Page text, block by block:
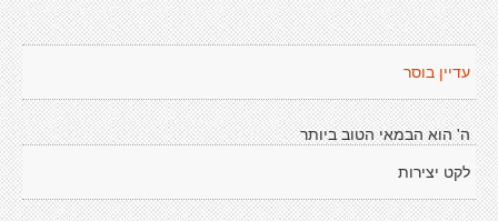
עדיין בוסר
ה' הוא הבמאי הטוב ביותר
לקט יצירות